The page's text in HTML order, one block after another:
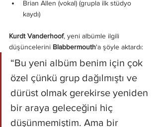
Brian Allen (vokal) (grupla ilk stüdyo
kaydı)
Kurdt Vanderhoof, yeni albümle ilgili
düşüncelerini Blabbermouth'a şöyle aktardı:
“Bu yeni albüm benim için çok
özel çünkü grup dağılmıştı ve
dürüst olmak gerekirse yeniden
bir araya geleceğini hiç
düşünmemiştim. Ama bir